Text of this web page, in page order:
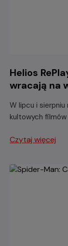
Helios
wracają na
W lipcu i
kultowych
Czytaj więcej